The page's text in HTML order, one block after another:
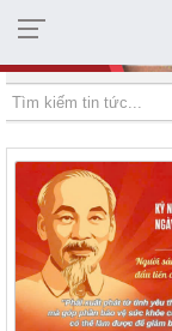
HỘI CHỮ THẬP ĐỎ